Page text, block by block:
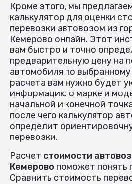
Кроме этого, мы
калькулятор для оценки
перевозки автовозом из
Кемерово онлайн. Этот
вам быстро и точно
предварительную цену на
автомобиля по
расчета вам нужно будет
информацию о марке и
начальной и конечной
после чего калькулятор
определит
перевозки.
Расчет стоимости
Кемерово поможет понять
Сравнить стоимость